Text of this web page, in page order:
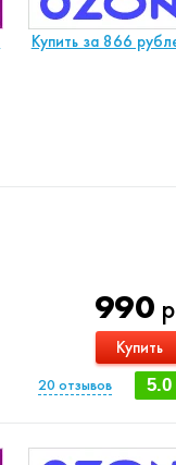
Купить за 866
990
Купить
5.0
20 отзывов